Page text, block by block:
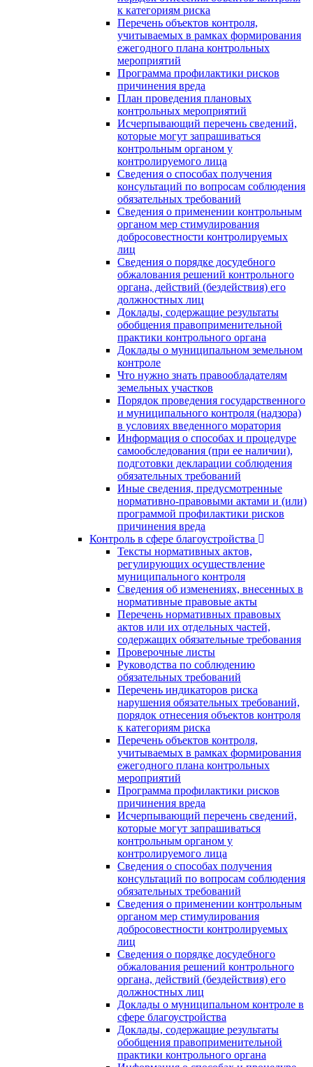
к категориям риска
Перечень объектов контроля,
учитываемых в рамках формирования
ежегодного плана контрольных
мероприятий
Программа профилактики рисков
причинения вреда
План проведения плановых
контрольных мероприятий
Исчерпывающий перечень сведений,
которые могут запрашиваться
контрольным органом у
контролируемого лица
Сведения о способах получения
консультаций по вопросам соблюдения
обязательных требований
Сведения о применении контрольным
органом мер стимулирования
добросовестности контролируемых
лиц
Сведения о порядке досудебного
обжалования решений контрольного
органа, действий (бездействия) его
должностных лиц
Доклады, содержащие результаты
обобщения правоприменительной
практики контрольного органа
Доклады о муниципальном земельном
контроле
Что нужно знать правообладателям
земельных участков
Порядок проведения государственного
и муниципального контроля (надзора)
в условиях введенного моратория
Информация о способах и процедуре
самообследования (при ее наличии),
подготовки декларации соблюдения
обязательных требований
Иные сведения, предусмотренные
нормативно-правовыми актами и (или)
программой профилактики рисков
причинения вреда
Контроль в сфере благоустройства
Тексты нормативных актов,
регулирующих осуществление
муниципального контроля
Сведения об изменениях, внесенных в
нормативные правовые акты
Перечень нормативных правовых
актов или их отдельных частей,
содержащих обязательные требования
Проверочные листы
Руководства по соблюдению
обязательных требований
Перечень индикаторов риска
нарушения обязательных требований,
порядок отнесения объектов контроля
к категориям риска
Перечень объектов контроля,
учитываемых в рамках формирования
ежегодного плана контрольных
мероприятий
Программа профилактики рисков
причинения вреда
Исчерпывающий перечень сведений,
которые могут запрашиваться
контрольным органом у
контролируемого лица
Сведения о способах получения
консультаций по вопросам соблюдения
обязательных требований
Сведения о применении контрольным
органом мер стимулирования
добросовестности контролируемых
лиц
Сведения о порядке досудебного
обжалования решений контрольного
органа, действий (бездействия) его
должностных лиц
Доклады о муниципальном контроле в
сфере благоустройства
Доклады, содержащие результаты
обобщения правоприменительной
практики контрольного органа